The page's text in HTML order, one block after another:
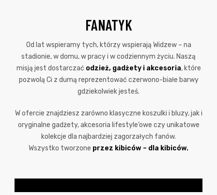
FANATYK
Od lat wspieramy tych, którzy wspierają Widzew – na
stadionie, w domu, w pracy i w codziennym życiu. Naszą
misją jest dostarczać odzież, gadżety i akcesoria, które
pozwolą Ci z dumą reprezentować czerwono-białe barwy
gdziekolwiek jesteś.
W ofercie znajdziesz zarówno klasyczne koszulki i bluzy, jak i
oryginalne gadżety, akcesoria lifestyle’owe czy unikatowe
kolekcje dla najbardziej zagorzałych fanów.
Wszystko tworzone przez kibiców – dla kibiców.